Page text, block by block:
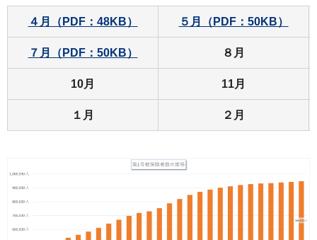
４月（PDF：48KB） ５月（PDF：50KB）
７月（PDF：50KB） ８月
10月 11月
１月 ２月